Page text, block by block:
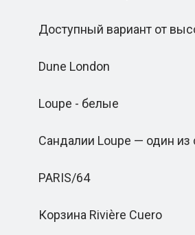
Доступный вариант от
Dune London
Loupe - белые
Сандалии Loupe — один из
PARIS/64
Корзина Rivière Cuero